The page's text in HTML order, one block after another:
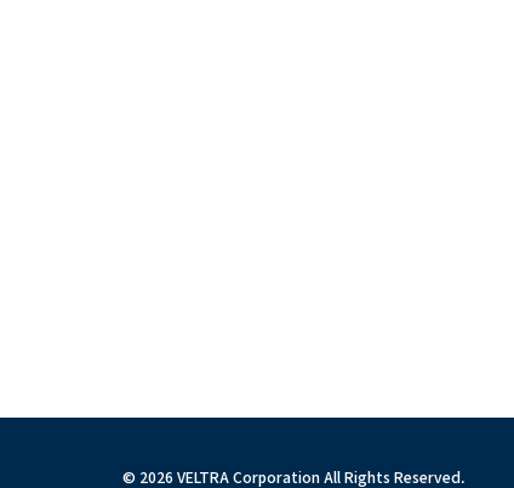
© 2026 VELTRA Corporation All Rights Reserved.